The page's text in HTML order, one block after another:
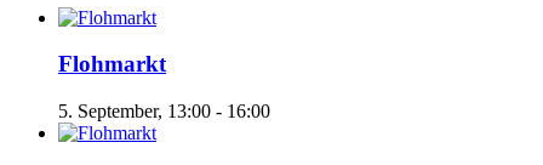
Flohmarkt
5. September, 13:00 - 16:00